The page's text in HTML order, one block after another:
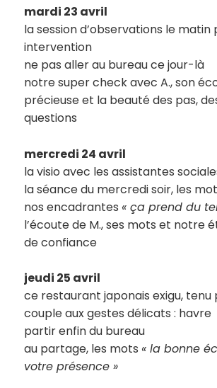
mardi 23 avril
la session d’observations le
intervention
ne pas aller au bureau ce jour-là
notre super check avec A., son
précieuse et la beauté des pas,
questions
mercredi 24 avril
la visio avec les assistantes
la séance du mercredi soir, les
nos encadrantes « ça prend du
l’écoute de M., ses mots et notre
de confiance
jeudi 25 avril
ce restaurant japonais exigu, tenu
couple aux gestes délicats : havre
partir enfin du bureau
au partage, les mots « la bonne
votre présence »